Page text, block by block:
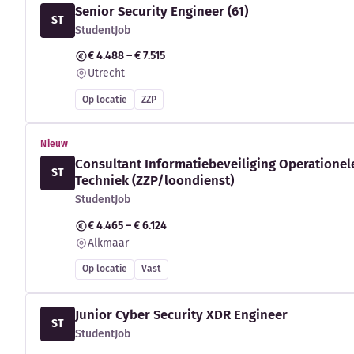
ST
Senior Security Engineer (61)
StudentJob
€ 4.488 – € 7.515
Utrecht
Op locatie ZZP
Nieuw
ST
Consultant Informatiebeveiliging
Techniek (ZZP/loondienst)
StudentJob
€ 4.465 – € 6.124
Alkmaar
Op locatie Vast
ST
Junior Cyber Security XDR Engineer
StudentJob